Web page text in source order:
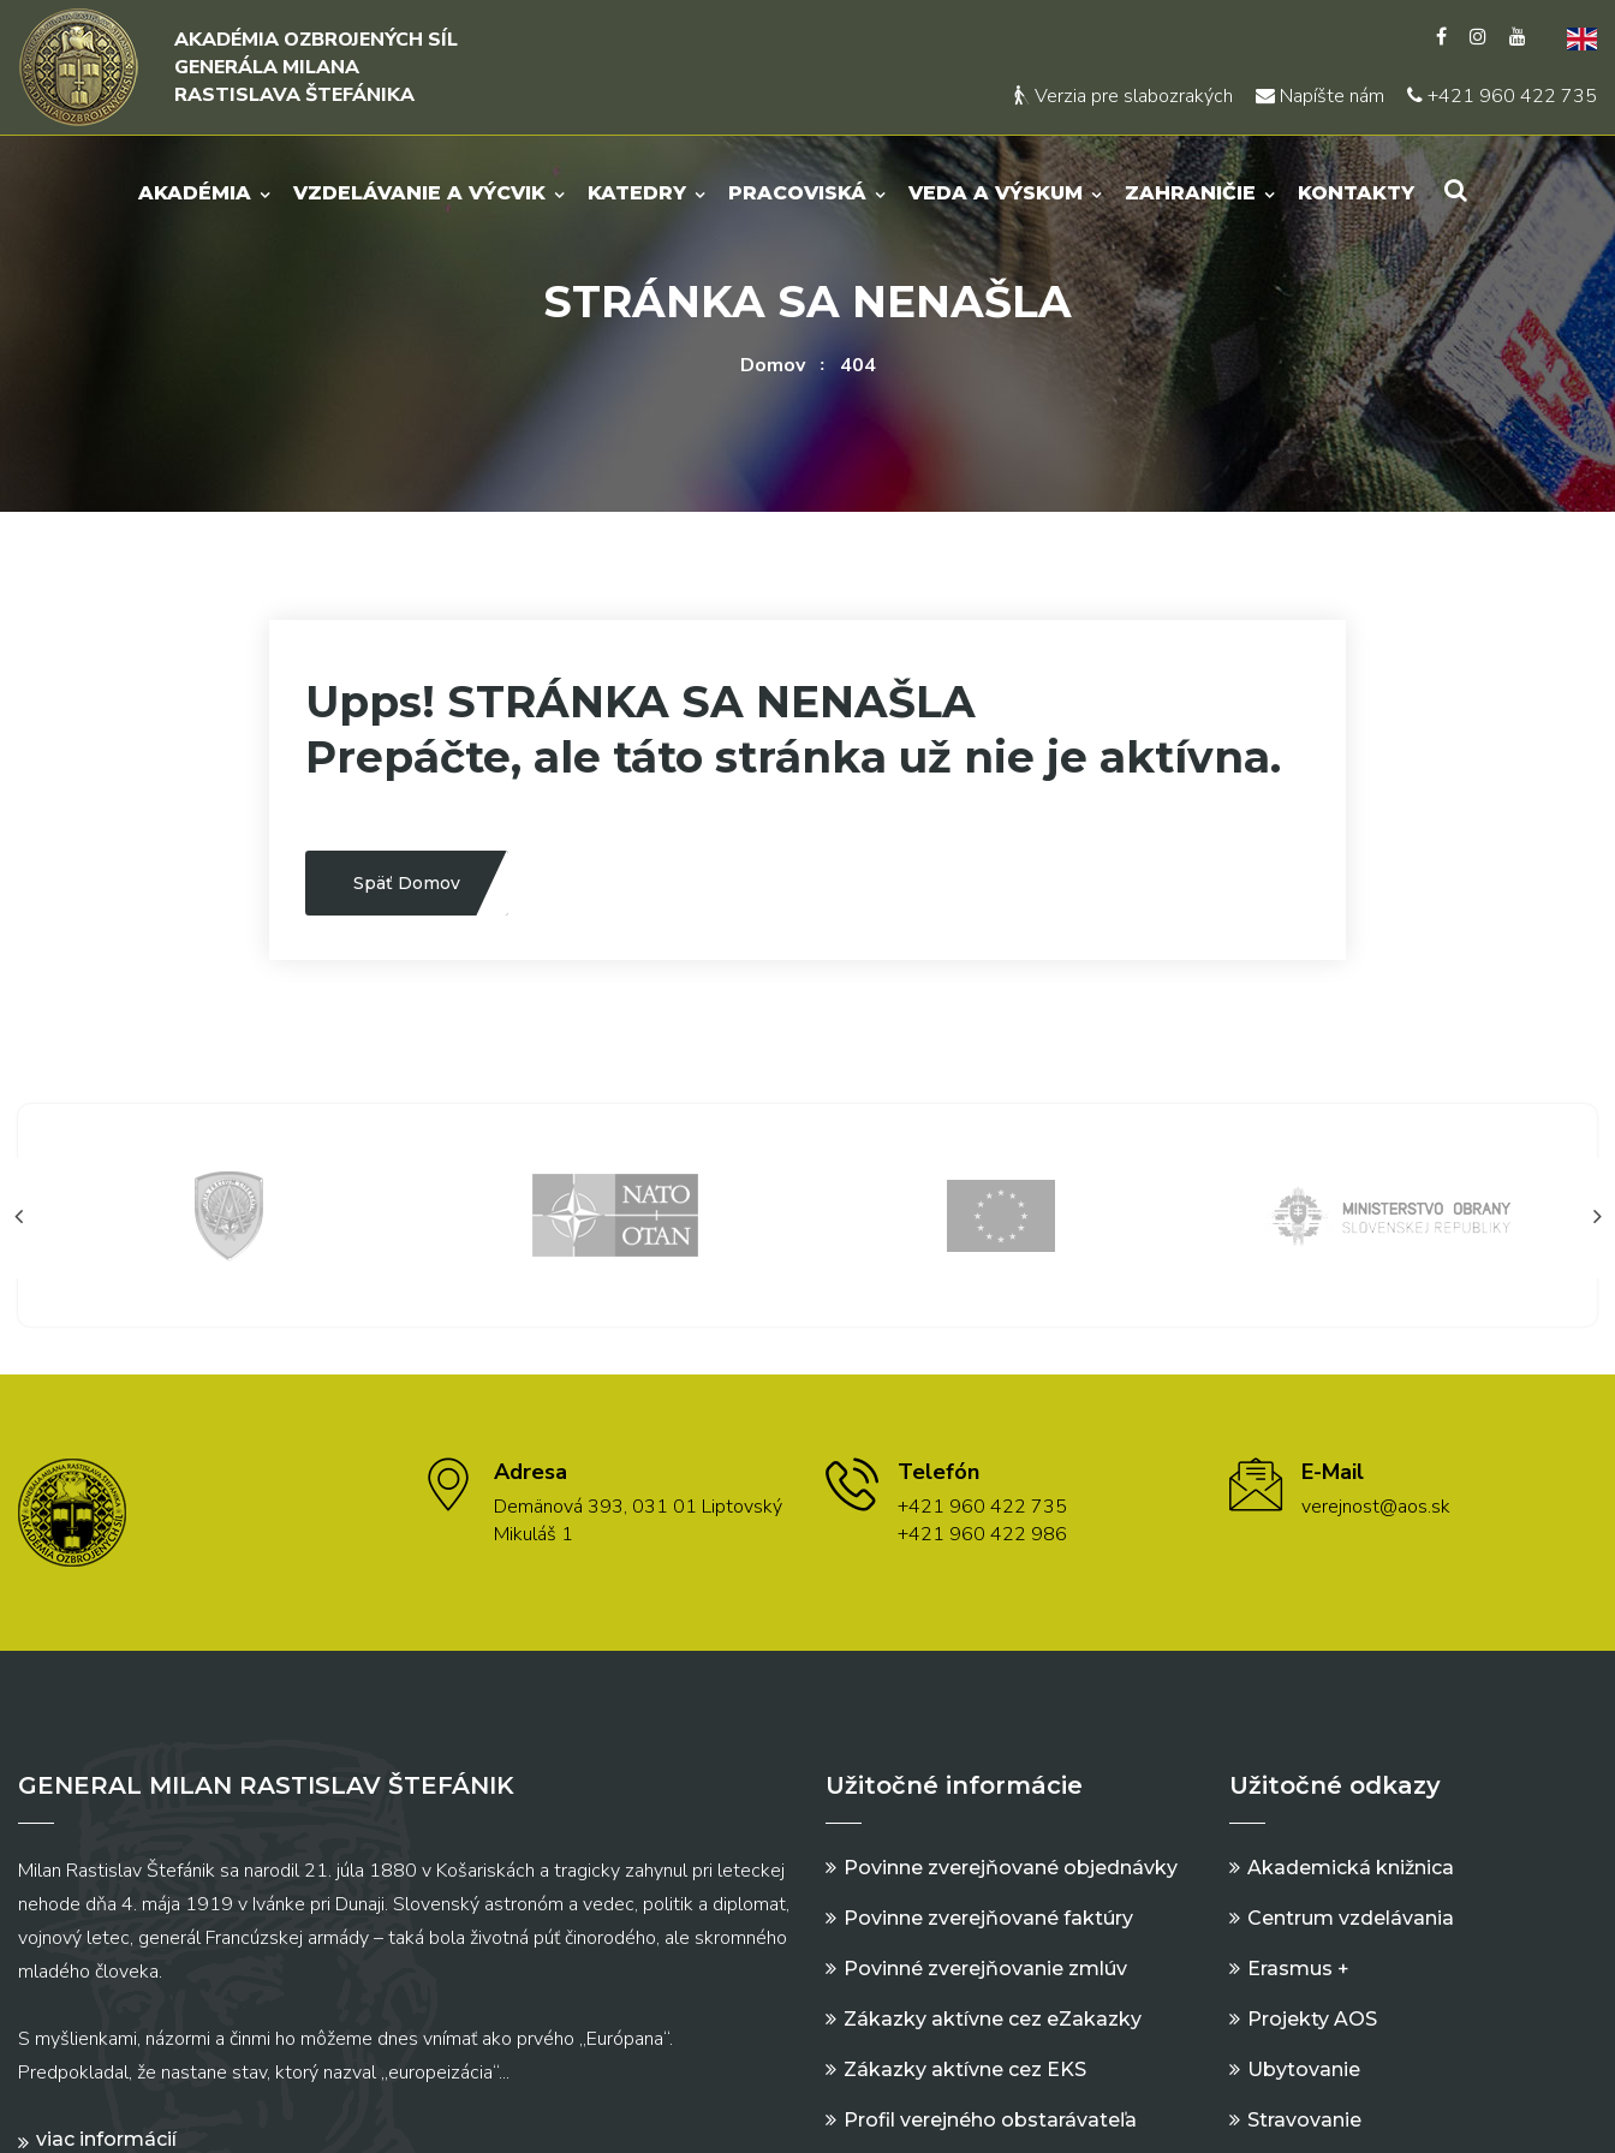
Rovno na obsah
Rovno na menu
AKADÉMIA OZBROJENÝCH SÍL
GENERÁLA MILANA
RASTISLAVA ŠTEFÁNIKA
Verzia pre slabozrakých Napíšte nám +421 960 422 735
AKADÉMIA VZDELÁVANIE A VÝCVIK KATEDRY PRACOVISKÁ VEDA A VÝSKUM ZAHRANIČIE KONTAKTY
STRÁNKA SA NENAŠLA
Domov 404
Upps! STRÁNKA SA NENAŠLA
Prepáčte, ale táto stránka už nie je aktívna.
Späť Domov
Adresa
Demänová 393, 031 01 Liptovský
Mikuláš 1
Telefón
+421 960 422 735
+421 960 422 986
E-Mail
verejnost@aos.sk
GENERAL MILAN RASTISLAV ŠTEFÁNIK
Milan Rastislav Štefánik sa narodil 21. júla 1880 v Košariskách a tragicky zahynul pri leteckej
nehode dňa 4. mája 1919 v Ivánke pri Dunaji. Slovenský astronóm a vedec, politik a diplomat,
vojnový letec, generál Francúzskej armády – taká bola životná púť činorodého, ale skromného
mladého človeka.
S myšlienkami, názormi a činmi ho môžeme dnes vnímať ako prvého „Európana“.
Predpokladal, že nastane stav, ktorý nazval „europeizácia“...
viac informácií
Užitočné informácie
Povinne zverejňované objednávky
Povinne zverejňované faktúry
Povinné zverejňovanie zmlúv
Zákazky aktívne cez eZakazky
Zákazky aktívne cez EKS
Profil verejného obstarávateľa
Užitočné odkazy
Akademická knižnica
Centrum vzdelávania
Erasmus +
Projekty AOS
Ubytovanie
Stravovanie